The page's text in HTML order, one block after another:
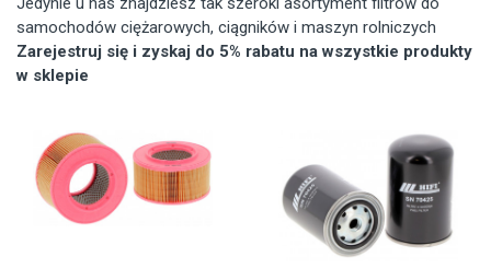
samochodów ciężarowych, ciągników i maszyn rolniczych
Zarejestruj się i zyskaj do 5% rabatu na wszystkie produkty
w sklepie